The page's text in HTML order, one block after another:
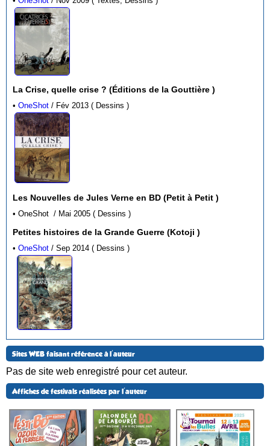
La Crise, quelle crise ? (Éditions de la Gouttière )
•OneShot / Fév 2013 ( Dessins )
Les Nouvelles de Jules Verne en BD (Petit à Petit )
• OneShot / Mai 2005 ( Dessins )
Petites histoires de la Grande Guerre (Kotoji )
•OneShot / Sep 2014 ( Dessins )
Sites WEB faisant référence à l'auteur
Pas de site web enregistré pour cet auteur.
Affiches de festivals réalisées par l'auteur